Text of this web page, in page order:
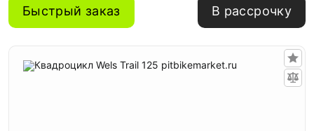
Быстрый заказ В рассрочку